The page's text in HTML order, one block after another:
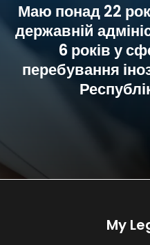
Маю понад 22
державній
6 років у
перебування
My